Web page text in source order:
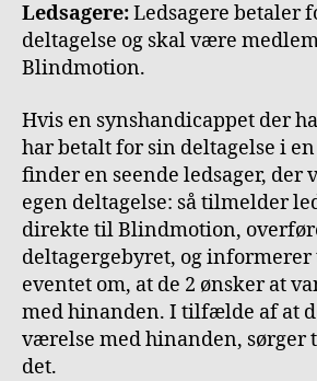
Ledsagere:Ledsagere betaler
deltagelse og skal være
Blindmotion.
Hvis en synshandicappet der
har betalt for sin deltagelse i
finder en seende ledsager, der
egen deltagelse: så tilmelder
direkte til Blindmotion,
deltagergebyret, og
eventet om, at de 2 ønsker at
med hinanden. I tilfælde af at
værelse med hinanden, sørger
det.